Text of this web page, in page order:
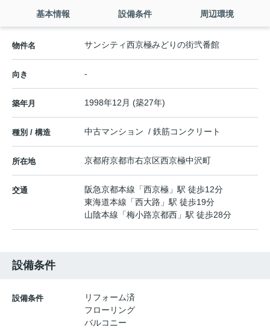
基本情報 設備条件 周辺環境
物件名 サンシティ西京極みどりの街弐番館
向き -
築年月 1998年12月 (築27年)
種別 / 構造 中古マンション / 鉄筋コンクリート
所在地 京都府京都市右京区西京極中沢町
交通 阪急京都本線 「西京極 」駅 徒歩12分
東海道本線 「西大路 」駅 徒歩19分
山陰本線 「梅小路京都西 」駅 徒歩28分
設備条件
設備条件
リフォーム済
フローリング
バルコニー